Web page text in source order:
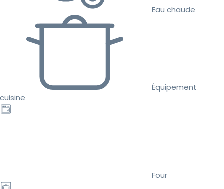
Eau chaude
Équipement
cuisine
Four